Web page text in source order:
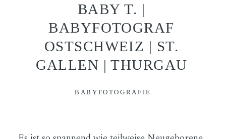
BABY T. |
BABYFOTOGRAF
OSTSCHWEIZ | ST.
GALLEN | THURGAU
BABYFOTOGRAFIE
INFORMATIONEN
BLOG